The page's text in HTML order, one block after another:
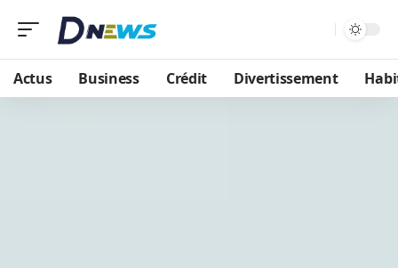
Actus Business Crédit Divertissement